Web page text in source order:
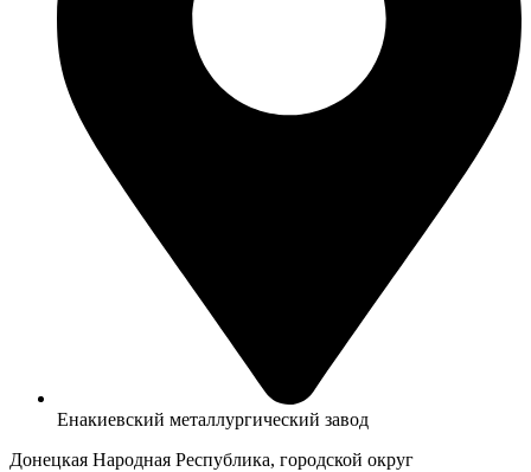
Енакиевский металлургический завод
Донецкая Народная Республика, городской округ